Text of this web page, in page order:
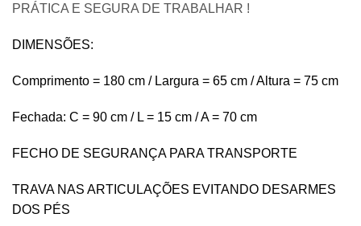
PRÁTICA E SEGURA DE TRABALHAR !
DIMENSÕES:
Comprimento = 180 cm / Largura = 65 cm / Altura = 75 cm
Fechada: C = 90 cm / L = 15 cm / A = 70 cm
FECHO DE SEGURANÇA PARA TRANSPORTE
TRAVA NAS ARTICULAÇÕES EVITANDO DESARMES
DOS PÉS